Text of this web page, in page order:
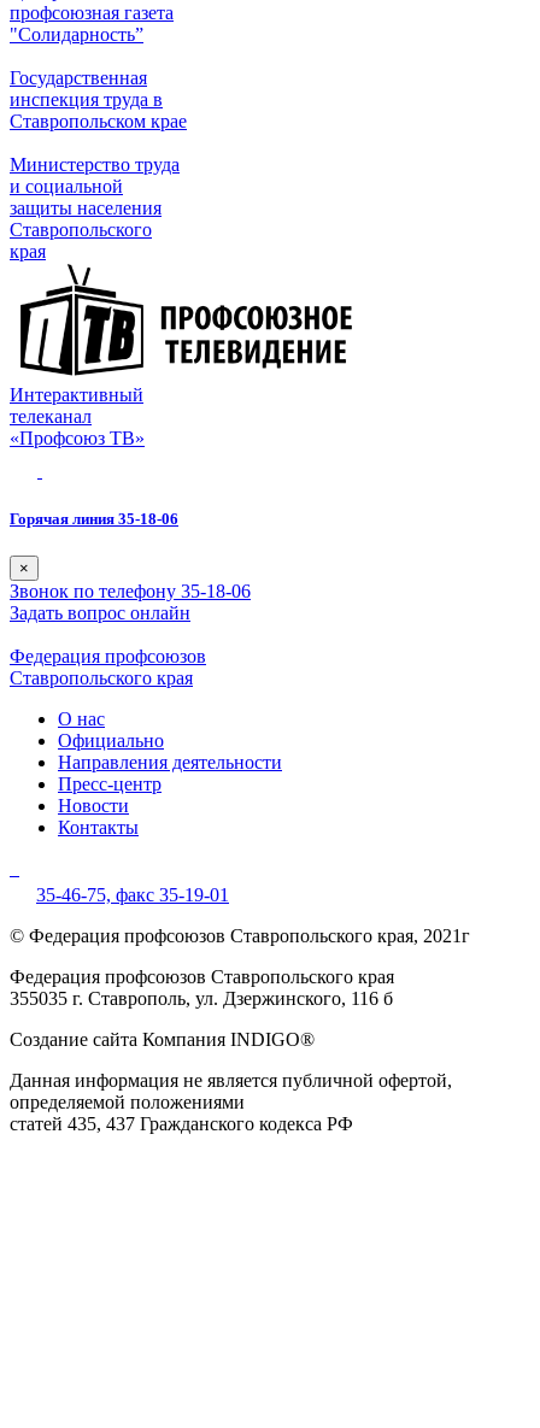
профсоюзная газета
"Солидарность”
Государственная
инспекция труда в
Ставропольском крае
Министерство труда
и социальной
защиты населения
Ставропольского
края
Интерактивный
телеканал
«Профсоюз ТВ»
Горячая линия 35-18-06
×
Звонок по телефону 35-18-06
Задать вопрос онлайн
Федерация профсоюзов
Ставропольского края
О нас
Официально
Направления деятельности
Пресс-центр
Новости
Контакты
35-46-75, факс 35-19-01
© Федерация профсоюзов Ставропольского края, 2021г
Федерация профсоюзов Ставропольского края
355035 г. Ставрополь, ул. Дзержинского, 116 б
Создание сайта Компания INDIGO®
Данная информация не является публичной офертой,
определяемой положениями
статей 435, 437 Гражданского кодекса РФ